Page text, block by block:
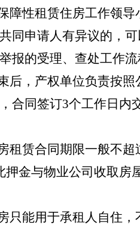
障性租赁住房工作领导
同申请人有异议的，
报的受理、查处工作
后，产权单位负责按照
合同签订3个工作日内
租赁合同期限一般不超
押金与物业公司收取
只能用于承租人自住，